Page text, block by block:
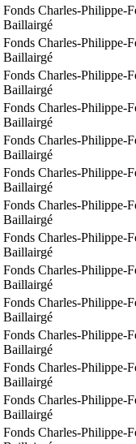
Fonds Charles-Philippe-
Baillairgé
Fonds Charles-Philippe-
Baillairgé
Fonds Charles-Philippe-
Baillairgé
Fonds Charles-Philippe-
Baillairgé
Fonds Charles-Philippe-
Baillairgé
Fonds Charles-Philippe-
Baillairgé
Fonds Charles-Philippe-
Baillairgé
Fonds Charles-Philippe-
Baillairgé
Fonds Charles-Philippe-
Baillairgé
Fonds Charles-Philippe-
Baillairgé
Fonds Charles-Philippe-
Baillairgé
Fonds Charles-Philippe-
Baillairgé
Fonds Charles-Philippe-
Baillairgé
Fonds Charles-Philippe-